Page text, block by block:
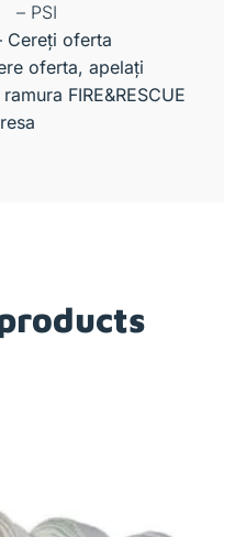
Cereți oferta
oferta, apelați
FIRE&RESCUE